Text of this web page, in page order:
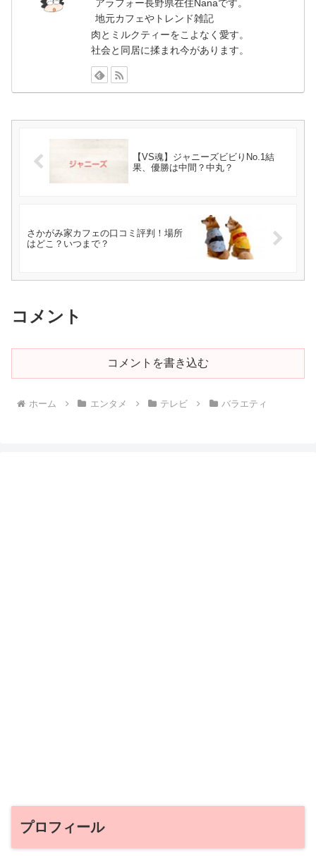
アラフォー長野県在住Nanaです。
地元カフェやトレンド雑記
肉とミルクティーをこよなく愛す。
社会と同居に揉まれ今があります。
【VS魂】ジャニーズビビりNo.1結
果、優勝は中間？中丸？
さかがみ家カフェの口コミ評判！場所
はどこ？いつまで？
コメント
コメントを書き込む
ホーム エンタメ テレビ バラエティ
プロフィール